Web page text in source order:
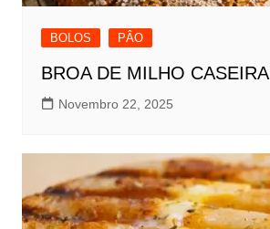
BOLOS PÂO
BROA DE MILHO CASEIRA
Novembro 22, 2025